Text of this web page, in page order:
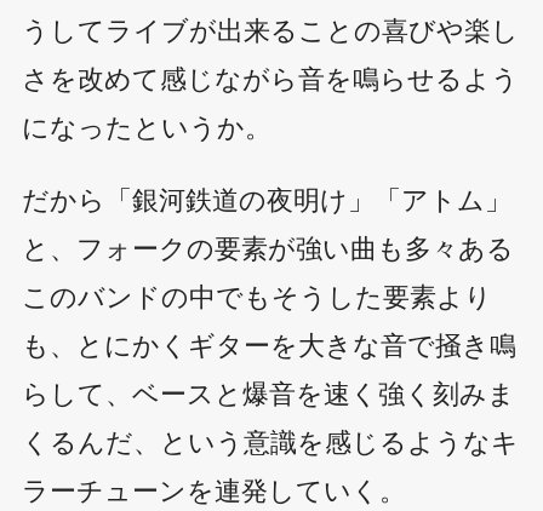
うしてライブが出来ることの喜びや楽し
さを改めて感じながら音を鳴らせるよう
になったというか。
だから「銀河鉄道の夜明け」「アトム」
と、フォークの要素が強い曲も多々ある
このバンドの中でもそうした要素より
も、とにかくギターを大きな音で掻き鳴
らして、ベースと爆音を速く強く刻みま
くるんだ、という意識を感じるようなキ
ラーチューンを連発していく。